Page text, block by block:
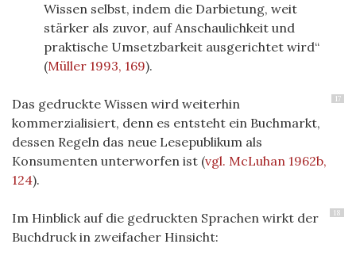
Wissen selbst, indem die Darbietung, weit
stärker als zuvor, auf Anschaulichkeit und
praktische Umsetzbarkeit ausgerichtet wird“
(Müller 1993, 169).
17
Das gedruckte Wissen wird weiterhin
kommerzialisiert, denn es entsteht ein Buchmarkt,
dessen Regeln das neue Lesepublikum als
Konsumenten unterworfen ist (vgl. McLuhan 1962b,
124).
18
Im Hinblick auf die gedruckten Sprachen wirkt der
Buchdruck in zweifacher Hinsicht: